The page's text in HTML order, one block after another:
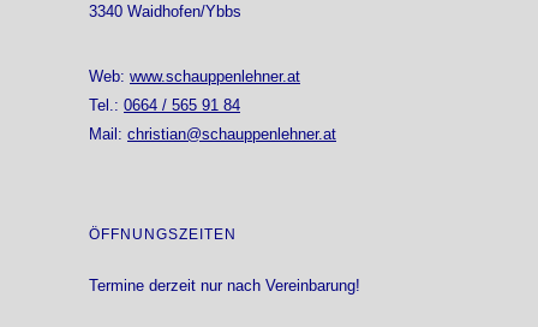
3340 Waidhofen/Ybbs
Web: www.schauppenlehner.at
Tel.: 0664 / 565 91 84
Mail: christian@schauppenlehner.at
ÖFFNUNGSZEITEN
Termine derzeit nur nach Vereinbarung!